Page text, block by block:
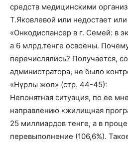
средств медицинскими
Т.Яковлевой или недостает
«Онкодиспансер в г. Семей: в
а 6 млрд.тенге освоены.
перечислялись? Получается,
администратора, не было
«Нұрлы жол» (стр. 44-45):
Непонятная ситуация, по ее
направлению «жилищная
25 миллиардов тенге, а в
перевыполнение (106,6%).